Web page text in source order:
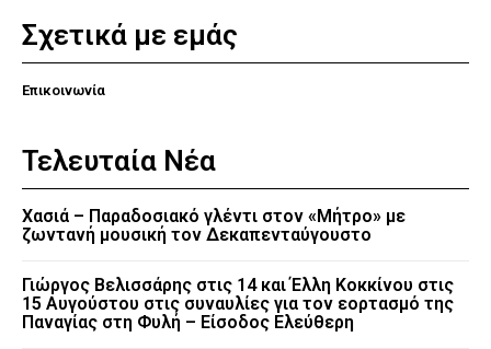
Σχετικά με εμάς
Επικοινωνία
Τελευταία Νέα
Χασιά – Παραδοσιακό γλέντι στον «Μήτρο» με
ζωντανή μουσική τον Δεκαπενταύγουστο
Γιώργος Βελισσάρης στις 14 και Έλλη Κοκκίνου στις
15 Αυγούστου στις συναυλίες για τον εορτασμό της
Παναγίας στη Φυλή – Είσοδος Ελεύθερη